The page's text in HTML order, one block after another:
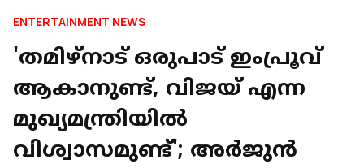
ENTERTAINMENT NEWS
'തമിഴ്‌നാട് ഒരുപാട് ഇംപ്രൂവ്
ആകാനുണ്ട്, വിജയ് എന്ന
മുഖ്യമന്ത്രിയില്‍
വിശ്വാസമുണ്ട്'; അര്‍ജുന്‍